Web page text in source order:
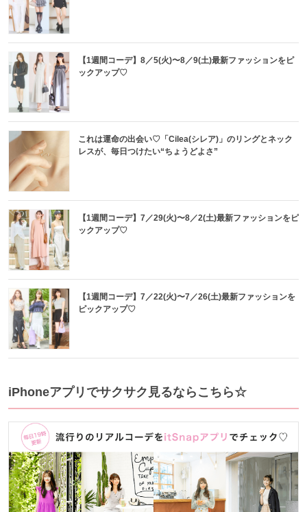
【1週間コーデ】8／5(火)〜8／9(土)最新ファッションをピ
ックアップ♡
これは運命の出会い♡「Cilea(シレア)」のリングとネック
レスが、毎日つけたい“ちょうどよさ”
【1週間コーデ】7／29(火)〜8／2(土)最新ファッションをピ
ックアップ♡
【1週間コーデ】7／22(火)〜7／26(土)最新ファッションを
ピックアップ♡
iPhoneアプリでサクサク見るならこちら☆